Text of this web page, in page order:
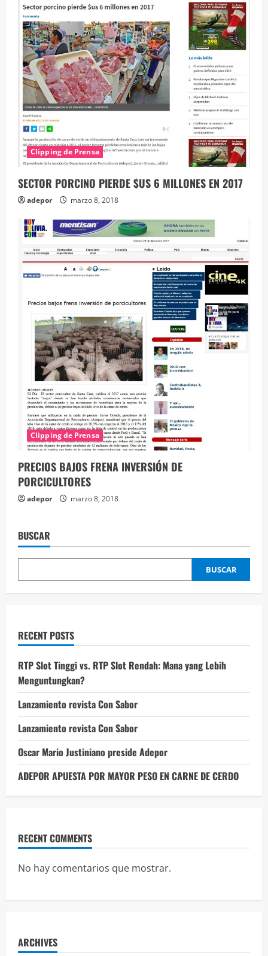
Clipping de Prensa
SECTOR PORCINO PIERDE $US 6 MILLONES EN 2017
adepor marzo 8, 2018
Clipping de Prensa
PRECIOS BAJOS FRENA INVERSIÓN DE
PORCICULTORES
adepor marzo 8, 2018
BUSCAR
BUSCAR
RECENT POSTS
RTP Slot Tinggi vs. RTP Slot Rendah: Mana yang Lebih
Menguntungkan?
Lanzamiento revista Con Sabor
Lanzamiento revista Con Sabor
Oscar Mario Justiniano preside Adepor
ADEPOR APUESTA POR MAYOR PESO EN CARNE DE CERDO
RECENT COMMENTS
No hay comentarios que mostrar.
ARCHIVES